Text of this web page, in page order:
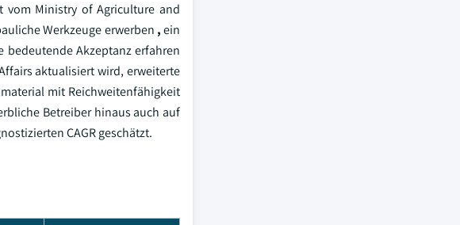
vom Ministry of Agriculture and
Werkzeuge erwerben ,ein
bedeutende Akzeptanz erfahren
aktualisiert wird, erweiterte
mit Reichweitenfähigkeit
Betreiber hinaus auch auf
CAGR geschätzt.